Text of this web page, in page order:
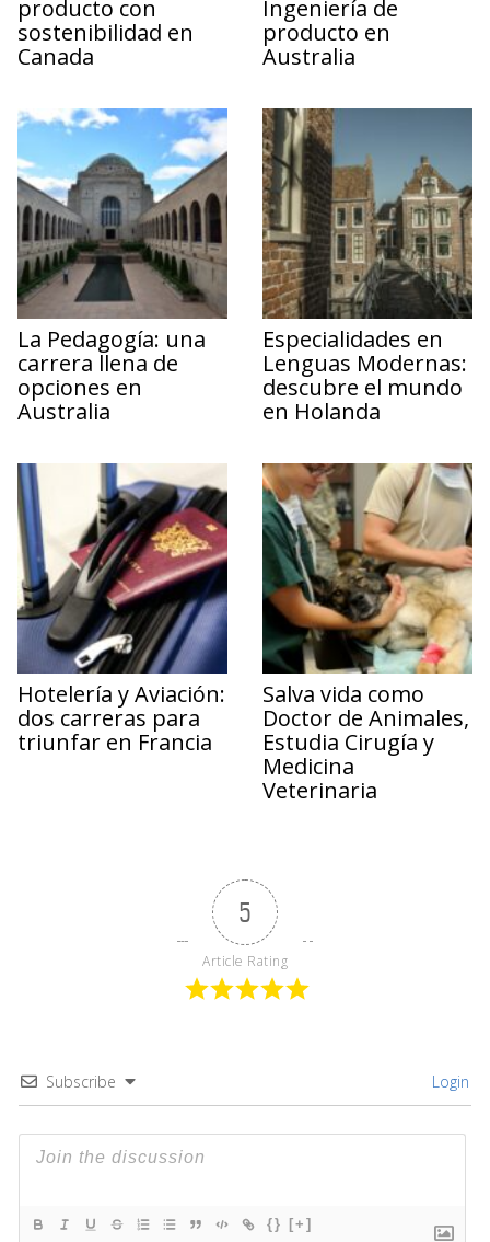
producto con
sostenibilidad en
Canada
Ingeniería de
producto en
Australia
La Pedagogía: una
carrera llena de
opciones en
Australia
Especialidades en
Lenguas Modernas:
descubre el mundo
en Holanda
Hotelería y Aviación:
dos carreras para
triunfar en Francia
Salva vida como
Doctor de Animales,
Estudia Cirugía y
Medicina
Veterinaria
5
Article Rating
Subscribe Login
{} [+]